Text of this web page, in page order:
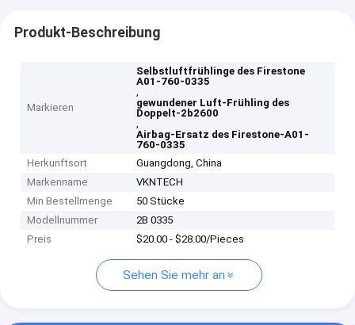
Produkt-Beschreibung
Markieren
Selbstluftfrühlinge des Firestone
A01-760-0335
,
gewundener Luft-Frühling des
Doppelt-2b2600
,
Airbag-Ersatz des Firestone-A01-
760-0335
Herkunftsort
Guangdong, China
Markenname
VKNTECH
Min Bestellmenge
50 Stücke
Modellnummer
2B 0335
Preis
$20.00 - $28.00/Pieces
Sehen Sie mehr an